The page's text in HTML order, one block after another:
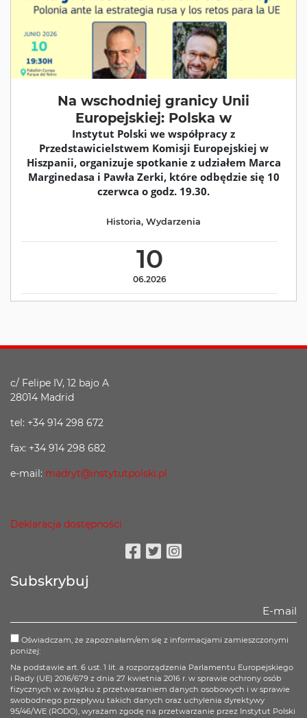
Na wschodniej granicy Unii
Europejskiej: Polska w
Instytut Polski we współpracy z
Przedstawicielstwem Komisji Europejskiej w
Hiszpanii, organizuje spotkanie z udziałem Marca
Marginedasa i Pawła Zerki, które odbędzie się 10
czerwca o godz. 19.30.
10
06.2026
Historia, Wydarzenia
c/ Felipe IV, 12 bajo A
28014 Madrid
tel: +34 914 298 672
fax: +34 914 298 682
e-mail: madryt@instytutpolski.pl
Deklaracja dostępności
Subskrybuj
Oświadczam, że zapoznałam/em się z informacjami zamieszczonymi
poniżej:
Na podstawie art. 6 ust. 1 lit. a rozporządzenia Parlamentu Europejskiego
i Rady (UE) 2016/679 z dnia 27 kwietnia 2016 r. w sprawie ochrony osób
fizycznych w związku z przetwarzaniem danych osobowych i w sprawie
swobodnego przepływu takich danych oraz uchylenia dyrektywy
95/46/WE (RODO), wyrażam zgodę na przetwarzanie przez Instytut Polski